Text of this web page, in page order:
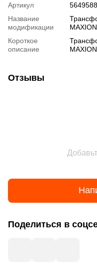
Артикул
Название
модификации
Короткое
описание
Отзывы
Поделиться в